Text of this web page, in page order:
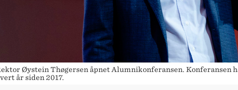
Øystein Thøgersen åpnet Alumnikonferansen. Konferansen
år siden 2017.